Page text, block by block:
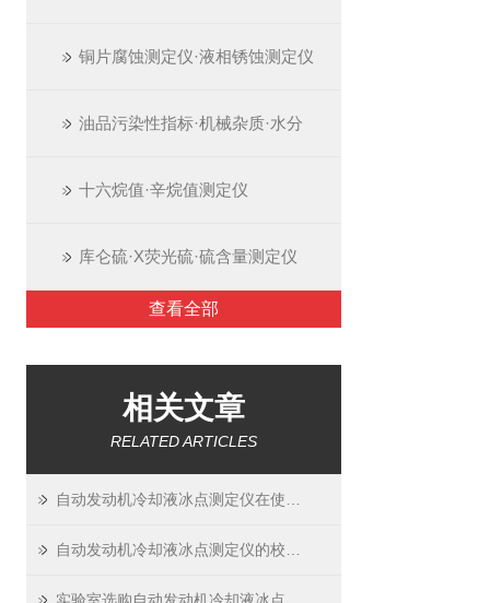
铜片腐蚀测定仪·液相锈蚀测定仪
油品污染性指标·机械杂质·水分
十六烷值·辛烷值测定仪
库仑硫·X荧光硫·硫含量测定仪
查看全部
相关文章
RELATED ARTICLES